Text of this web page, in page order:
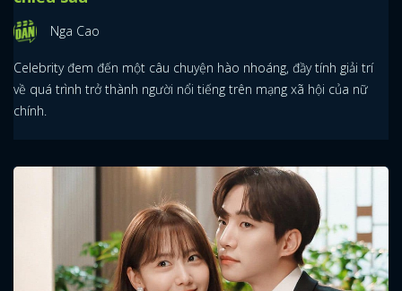
Nga Cao
Celebrity đem đến một câu chuyện hào nhoáng, đầy tính giải trí
về quá trình trở thành người nổi tiếng trên mạng xã hội của nữ
chính.